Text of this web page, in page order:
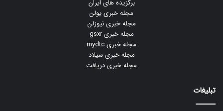
برگزیده های ایران
مجله خبری یولن
مجله خبری نیوزلن
مجله خبری gsxr
مجله خبری mydtc
مجله خبری سیلاد
مجله خبری دریافت
تبلیغات